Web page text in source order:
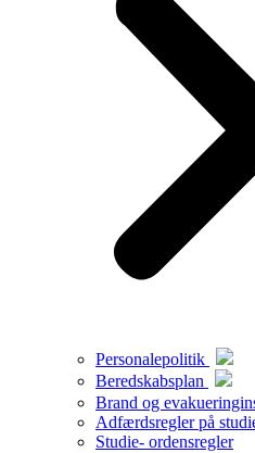
Personalepolitik
Beredskabsplan
Brand og
Adfærdsregler på
Studie- ordensregler